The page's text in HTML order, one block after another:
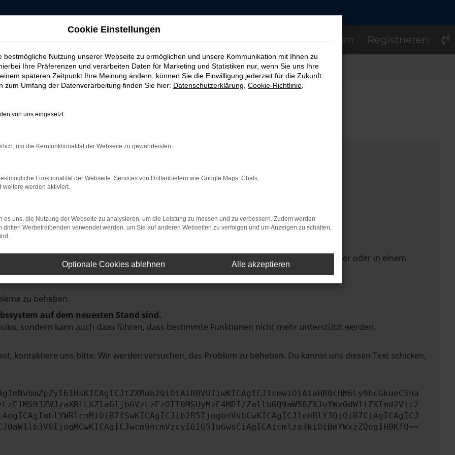
Einloggen Registrieren
SHOWROOM
das Laden bestimmter Seiten verhindern. Funktioniert die Seite in einem anderen Browser oder in einem
zu beheben.
auf dem neuesten Stand sind.
sondern kann auch dazu führen, dass bestimmte Funktionen nicht mehr unterstützt werden.
kontaktiere uns bitte. Wir werden versuchen, das Problem zu beheben. Du kannst uns diesen Text schicken,
ZmllbGQ9aW50ZXJuYWxOdW1iZXImd2Vic2
Cookie Einstellungen
bestmögliche Nutzung unserer Webseite zu ermöglichen und unsere Kommunikation mit Ihnen zu
Ihre Präferenzen und verarbeiten Daten für Marketing und Statistiken nur, wenn Sie uns Ihre
späteren Zeitpunkt Ihre Meinung ändern, können Sie die Einwilligung jederzeit für die Zukunft
zum Umfang der Datenverarbeitung finden Sie hier: Datenschutzerklärung Cookie-Richtlinie
von uns eingesetzt:
um die Kernfunktionalität der Webseite zu gewährleisten.
Funktionalität der Webseite. Services von Drittanbietern wie Google Maps, Chats,
weitere werden aktiviert.
es uns, die Nutzung der Webseite zu analysieren, um die Leistung zu messen und zu verbessern. Zudem werden
dritten Werbetreibenden verwendet werden, um Sie auf anderen Webseiten zu verfolgen und um Anzeigen zu schalten,
Optionale Cookies ablehnen Alle akzeptieren